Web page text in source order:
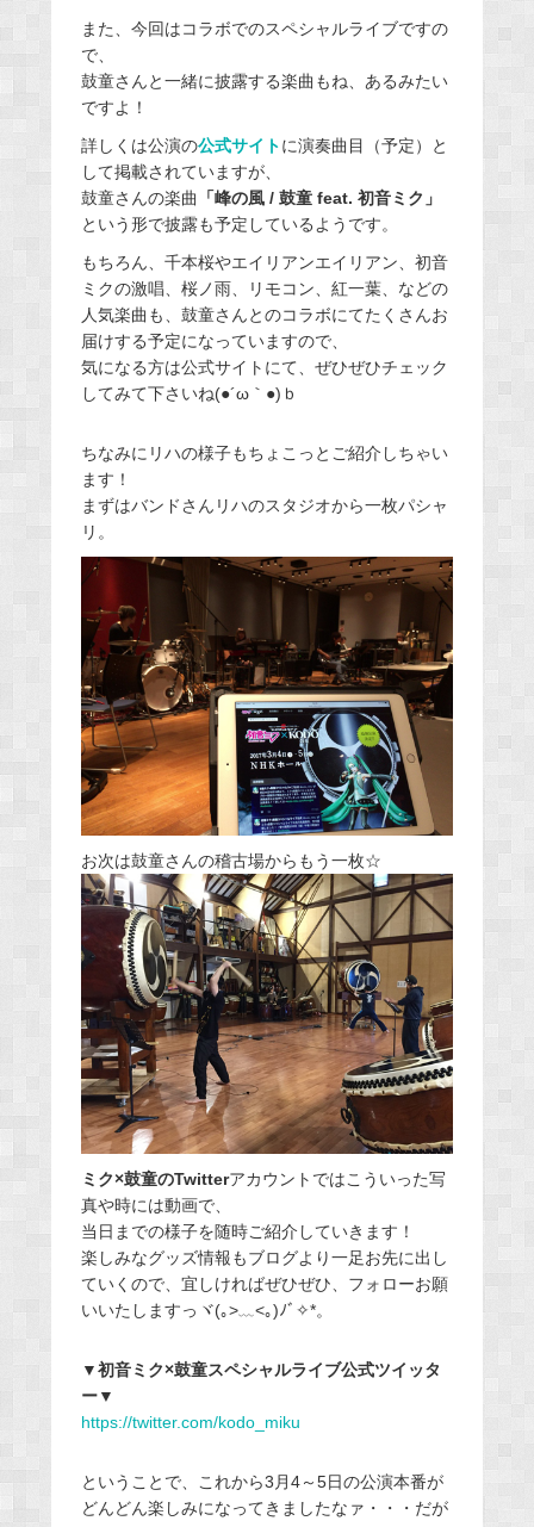
また、今回はコラボでのスペシャルライブですの
で、
鼓童さんと一緒に披露する楽曲もね、あるみたい
ですよ！
詳しくは公演の公式サイトに演奏曲目（予定）と
して掲載されていますが、
鼓童さんの楽曲 「峰の風 / 鼓童 feat. 初音ミク」
という形で披露も予定しているようです。
もちろん、千本桜やエイリアンエイリアン、初音
ミクの激唱、桜ノ雨、リモコン、紅一葉、などの
人気楽曲も、鼓童さんとのコラボにてたくさんお
届けする予定になっていますので、
気になる方は公式サイトにて、ぜひぜひチェック
してみて下さいね(●´ω｀●)ｂ
ちなみにリハの様子もちょこっとご紹介しちゃい
ます！
まずはバンドさんリハのスタジオから一枚パシャ
リ。
お次は鼓童さんの稽古場からもう一枚☆
ミク×鼓童のTwitterアカウントではこういった写
真や時には動画で、
当日までの様子を随時ご紹介していきます！
楽しみなグッズ情報もブログより一足お先に出し
ていくので、宜しければぜひぜひ、フォローお願
いいたしますっヾ(｡>﹏<｡)ﾉﾞ✧*。
▼初音ミク×鼓童スペシャルライブ公式ツイッタ
ー▼
https://twitter.com/kodo_miku
ということで、これから3月4～5日の公演本番が
どんどん楽しみになってきましたなァ・・・だが